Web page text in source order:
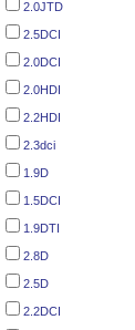
2.0JTD
2.5DCI
2.0DCI
2.0HDI
2.2HDI
2.3dci
1.9D
1.5DCI
1.9DTI
2.8D
2.5D
2.2DCI